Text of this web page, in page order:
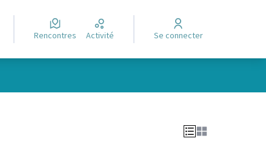
Rencontres Activité Se connecter